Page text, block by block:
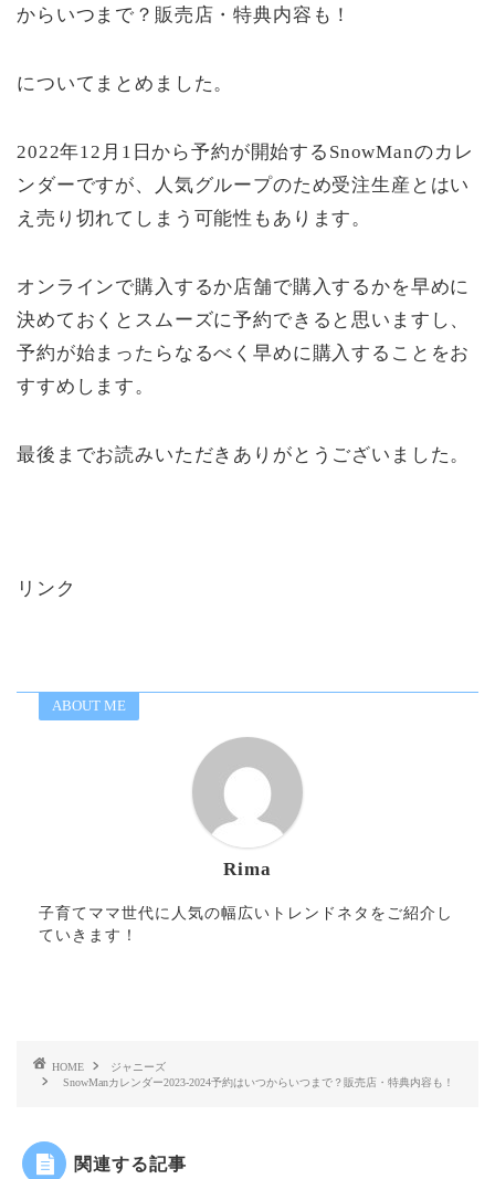
からいつまで？販売店・特典内容も！
についてまとめました。
2022年12月1日から予約が開始するSnowManのカレ
ンダーですが、人気グループのため受注生産とはい
え売り切れてしまう可能性もあります。
オンラインで購入するか店舗で購入するかを早めに
決めておくとスムーズに予約できると思いますし、
予約が始まったらなるべく早めに購入することをお
すすめします。
最後までお読みいただきありがとうございました。
リンク
ABOUT ME
Rima
子育てママ世代に人気の幅広いトレンドネタをご紹介し
ていきます！
HOME
ジャニーズ
SnowManカレンダー2023-2024予約はいつからいつまで？販売店・特典内容も！
関連する記事